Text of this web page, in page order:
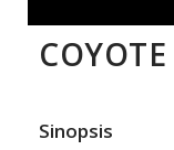
Sinopsis